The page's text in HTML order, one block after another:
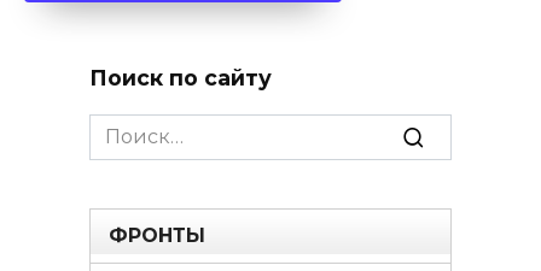
Поиск по сайту
Search
for:
ФРОНТЫ